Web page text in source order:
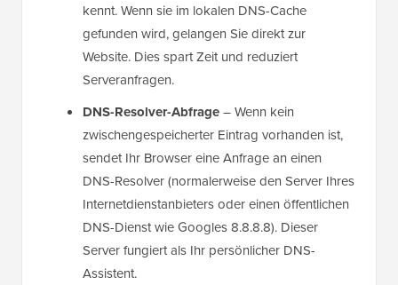
kennt. Wenn sie im lokalen DNS-Cache
gefunden wird, gelangen Sie direkt zur
Website. Dies spart Zeit und reduziert
Serveranfragen.
DNS-Resolver-Abfrage– Wenn kein
zwischengespeicherter Eintrag vorhanden ist,
sendet Ihr Browser eine Anfrage an einen
DNS-Resolver (normalerweise den Server Ihres
Internetdienstanbieters oder einen öffentlichen
DNS-Dienst wie Googles 8.8.8.8). Dieser
Server fungiert als Ihr persönlicher DNS-
Assistent.